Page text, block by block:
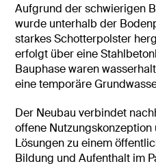
Aufgrund der schwierigen
wurde unterhalb der
starkes Schotterpolster
erfolgt über eine
Bauphase waren
eine temporäre
Der Neubau verbindet
offene
Lösungen zu einem
Bildung und Aufenthalt im